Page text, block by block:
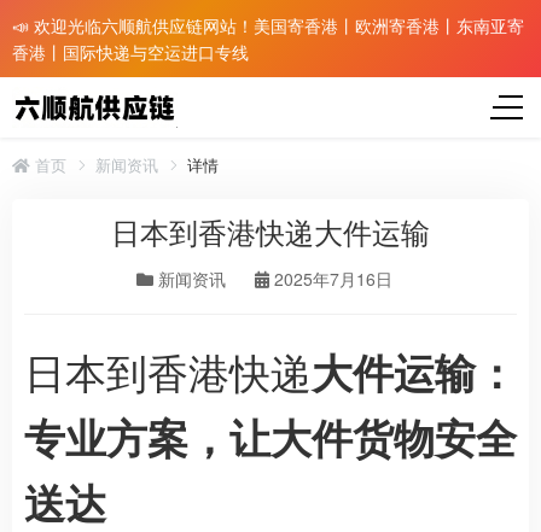
📣 欢迎光临六顺航供应链网站！美国寄香港丨欧洲寄香港丨东南亚寄
香港丨国际快递与空运进口专线
首页 新闻资讯 详情
日本到香港快递大件运输
新闻资讯 2025年7月16日
日本到香港快递大件运输：
专业方案，让大件货物安全
送达